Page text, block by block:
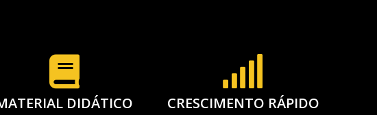
DIDÁTICO CRESCIMENTO RÁPIDO